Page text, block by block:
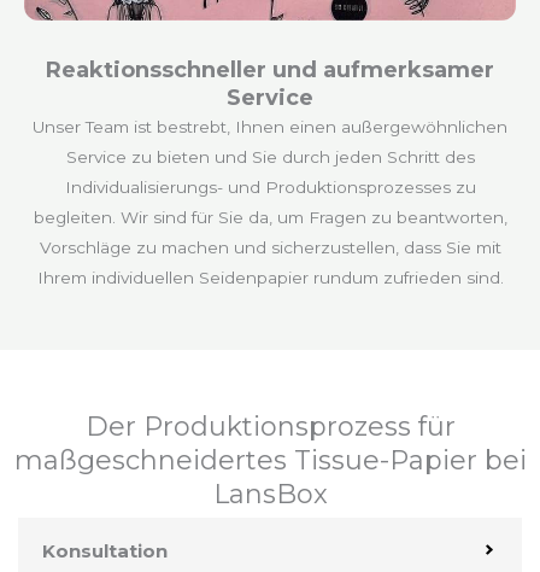
Reaktionsschneller und aufmerksamer
Service
Unser Team ist bestrebt, Ihnen einen außergewöhnlichen
Service zu bieten und Sie durch jeden Schritt des
Individualisierungs- und Produktionsprozesses zu
begleiten. Wir sind für Sie da, um Fragen zu beantworten,
Vorschläge zu machen und sicherzustellen, dass Sie mit
Ihrem individuellen Seidenpapier rundum zufrieden sind.
Der Produktionsprozess für
maßgeschneidertes Tissue-Papier bei
LansBox
Konsultation